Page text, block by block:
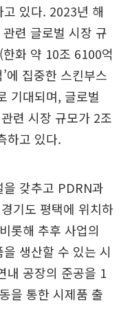
있다. 2023년 해
련 글로벌 시장 규
화 약 10조 6100억
에 집중한 스킨부스
기대되며, 글로벌
련 시장 규모가 2조
하고 있다.
갖추고 PDRN과
기도 평택에 위치하
롯해 추후 사업의
생산할 수 있는 시
내 공장의 준공을 1
을 통한 시제품 출